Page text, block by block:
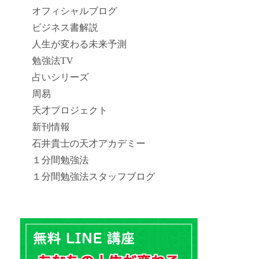
オフィシャルブログ
ビジネス書解説
人生が変わる未来予測
勉強法TV
占いシリーズ
周易
天才プロジェクト
新刊情報
石井貴士の天才アカデミー
１分間勉強法
１分間勉強法スタッフブログ